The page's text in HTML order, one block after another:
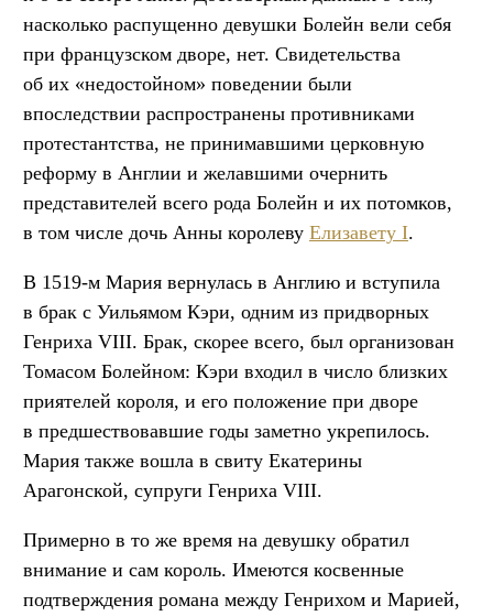
насколько распущенно девушки Болейн вели себя
при французском дворе, нет. Свидетельства
об их «недостойном» поведении были
впоследствии распространены противниками
протестантства, не принимавшими церковную
реформу в Англии и желавшими очернить
представителей всего рода Болейн и их потомков,
в том числе дочь Анны королеву Елизавету I.
В 1519-м Мария вернулась в Англию и вступила
в брак с Уильямом Кэри, одним из придворных
Генриха VIII. Брак, скорее всего, был организован
Томасом Болейном: Кэри входил в число близких
приятелей короля, и его положение при дворе
в предшествовавшие годы заметно укрепилось.
Мария также вошла в свиту Екатерины
Арагонской, супруги Генриха VIII.
Примерно в то же время на девушку обратил
внимание и сам король. Имеются косвенные
подтверждения романа между Генрихом и Марией,